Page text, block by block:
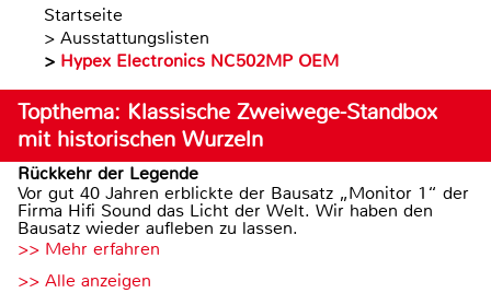
Startseite
> Ausstattungslisten
> Hypex Electronics NC502MP OEM
Topthema: Klassische Zweiwege-Standbox
mit historischen Wurzeln
Rückkehr der Legende
Vor gut 40 Jahren erblickte der Bausatz „Monitor 1“ der
Firma Hifi Sound das Licht der Welt. Wir haben den
Bausatz wieder aufleben zu lassen.
>> Mehr erfahren
>> Alle anzeigen